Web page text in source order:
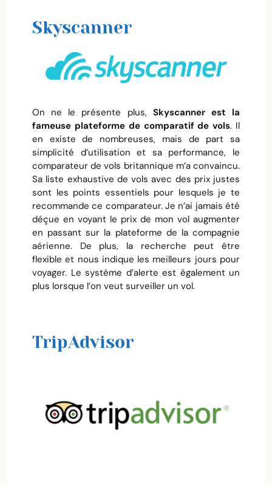
Skyscanner
On ne le présente plus, Skyscanner est la
fameuse plateforme de comparatif de vols. Il
en existe de nombreuses, mais de part sa
simplicité d’utilisation et sa performance, le
comparateur de vols britannique m’a convaincu.
Sa liste exhaustive de vols avec des prix justes
sont les points essentiels pour lesquels je te
recommande ce comparateur. Je n’ai jamais été
déçue en voyant le prix de mon vol augmenter
en passant sur la plateforme de la compagnie
aérienne. De plus, la recherche peut être
flexible et nous indique les meilleurs jours pour
voyager. Le système d’alerte est également un
plus lorsque l’on veut surveiller un vol.
TripAdvisor